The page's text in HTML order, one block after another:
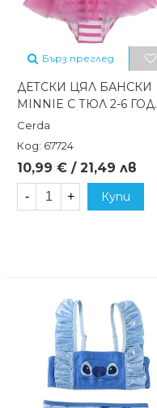
Бърз преглед
ДЕТСКИ ЦЯЛ БАНСКИ
MINNIE С ТЮЛ 2-6 ГОД.
Cerda
Код: 67724
10,99 € / 21,49 лв
- + Купи